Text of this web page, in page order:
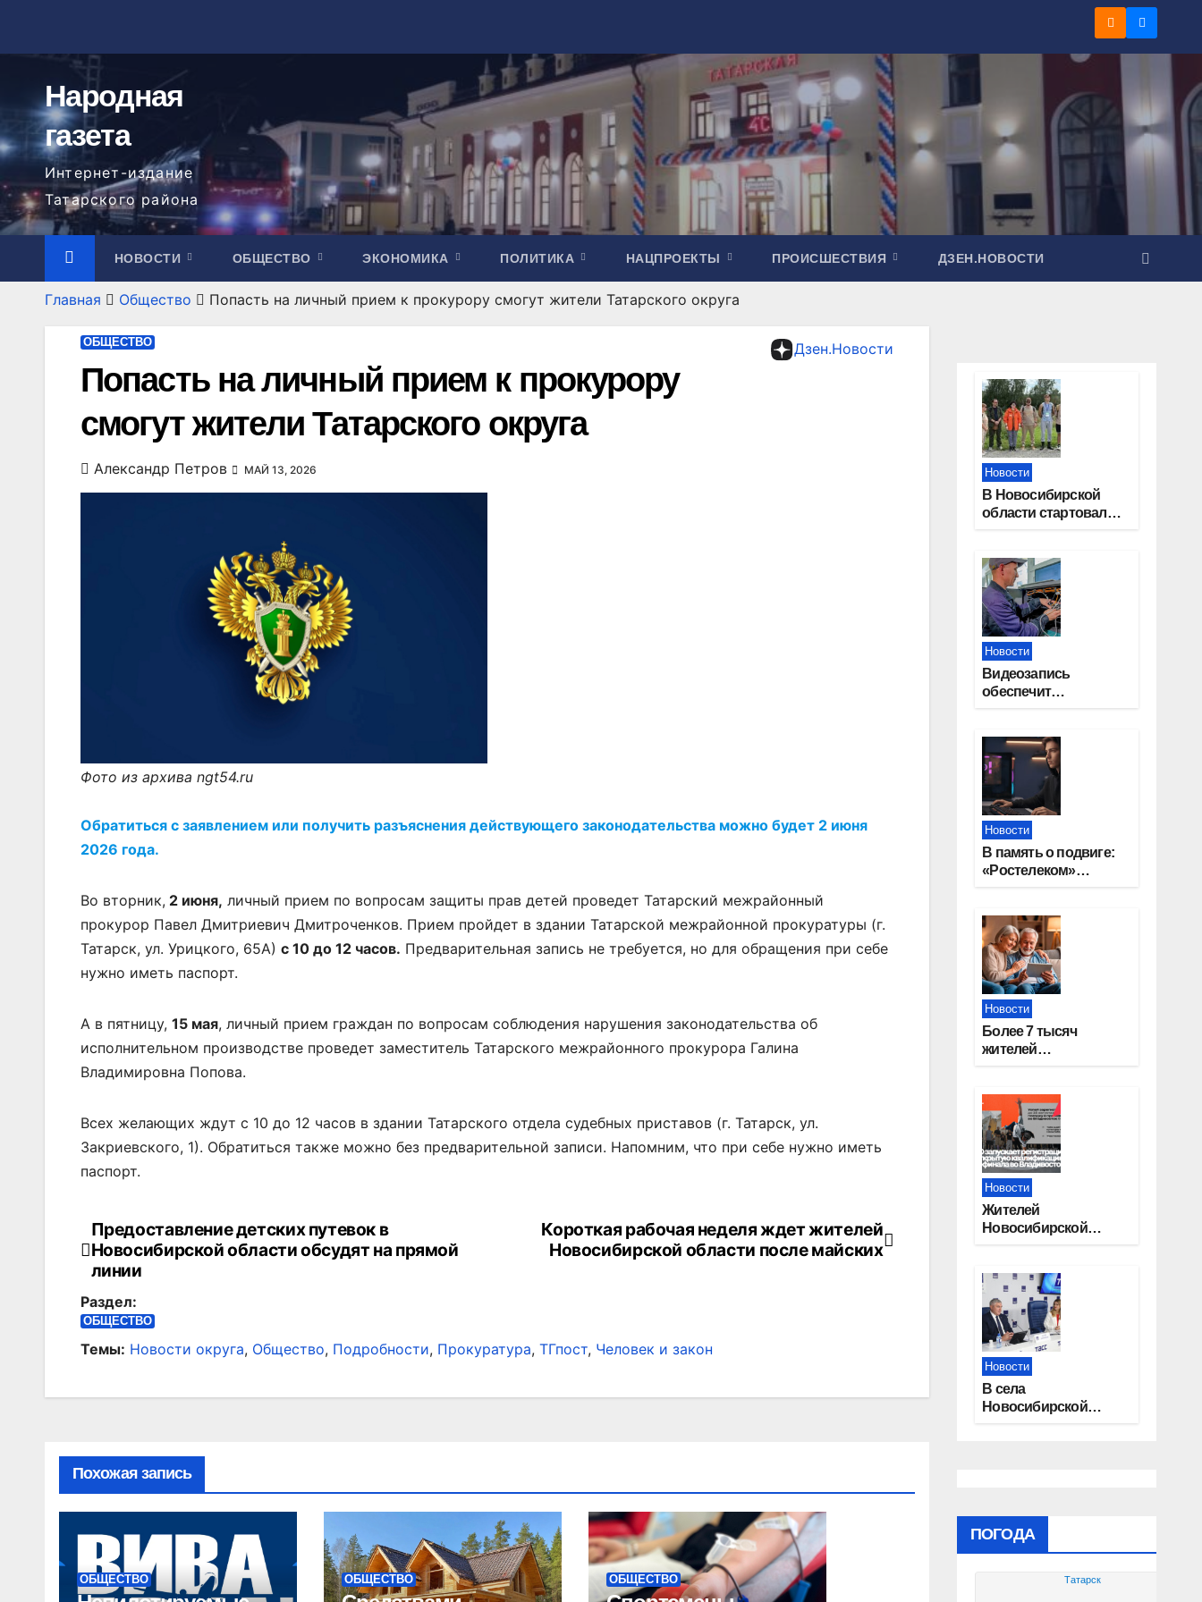
содержимому
Народная
газета
Интернет-издание
Татарского района
НОВОСТИ ОБЩЕСТВО ЭКОНОМИКА ПОЛИТИКА НАЦПРОЕКТЫ ПРОИСШЕСТВИЯ ДЗЕН.НОВОСТИ
Главная Общество Попасть на личный прием к прокурору смогут жители Татарского округа
Дзен.Новости
ОБЩЕСТВО
Попасть на личный прием к прокурору
смогут жители Татарского округа
Александр Петров МАЙ 13, 2026
Фото из архива ngt54.ru
Обратиться с заявлением или получить разъяснения действующего законодательства можно будет 2 июня
2026 года.
Во вторник, 2 июня, личный прием по вопросам защиты прав детей проведет Татарский межрайонный
прокурор Павел Дмитриевич Дмитроченков. Прием пройдет в здании Татарской межрайонной прокуратуры (г.
Татарск, ул. Урицкого, 65А) с 10 до 12 часов. Предварительная запись не требуется, но для обращения при себе
нужно иметь паспорт.
А в пятницу, 15 мая, личный прием граждан по вопросам соблюдения нарушения законодательства об
исполнительном производстве проведет заместитель Татарского межрайонного прокурора Галина
Владимировна Попова.
Всех желающих ждут с 10 до 12 часов в здании Татарского отдела судебных приставов (г. Татарск, ул.
Закриевского, 1). Обратиться также можно без предварительной записи. Напомним, что при себе нужно иметь
паспорт.
Навигация
по
записям
Короткая рабочая неделя ждет жителей
Новосибирской области после майских
Предоставление детских путевок в
Новосибирской области обсудят на прямой
линии
Раздел:
ОБЩЕСТВО
Темы: Новости округа, Общество, Подробности, Прокуратура, ТГпост, Человек и закон
Похожая запись
ОБЩЕСТВО ОБЩЕСТВО ОБЩЕСТВО
Новости
В Новосибирской
области стартовал
Новости
Видеозапись
обеспечит
Новосибирской
области
Новости
В память о подвиге:
«Ростелеком»
за Москву»
Новости
Более 7 тысяч
жителей
увеличение пенсии
после 80 лет
Новости
Жителей
Новосибирской
квалификацию
премии «КАРДО»
Новости
В села
Новосибирской
ПОГОДА
Татарск